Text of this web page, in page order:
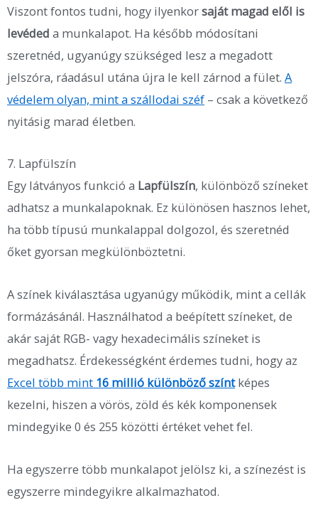
Viszont fontos tudni, hogy ilyenkorsaját magad elől is
levéded a munkalapot. Ha később módosítani
szeretnéd, ugyanúgy szükséged lesz a megadott
jelszóra, ráadásul utána újra le kell zárnod a fület. A
védelem olyan, mint a szállodai széf – csak a következő
nyitásig marad életben.
7. Lapfülszín
Egy látványos funkció a Lapfülszín, különböző színeket
adhatsz a munkalapoknak. Ez különösen hasznos lehet,
ha több típusú munkalappal dolgozol, és szeretnéd
őket gyorsan megkülönböztetni.
A színek kiválasztása ugyanúgy működik, mint a cellák
formázásánál. Használhatod a beépített színeket, de
akár saját RGB- vagy hexadecimális színeket is
megadhatsz. Érdekességként érdemes tudni, hogy az
Excel több mint 16 millió különböző színtképes
kezelni, hiszen a vörös, zöld és kék komponensek
mindegyike 0 és 255 közötti értéket vehet fel.
Ha egyszerre több munkalapot jelölsz ki, a színezést is
egyszerre mindegyikre alkalmazhatod.